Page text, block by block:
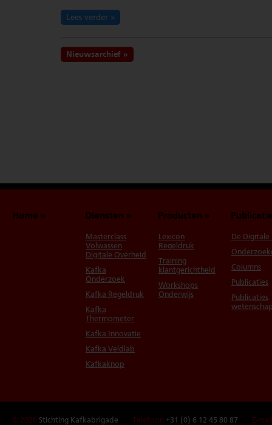
Lees verder
Nieuwsarchief
Home Diensten
Masterclass
Volwassen
Digitale Overheid
Kafka
Onderzoek
Kafka Regeldruk
Kafka
Thermometer
Kafka Innovatie
Kafka Veldlab
Kafkaknop
Producten
Lexicon
Regeldruk
Training
klantgerichtheid
Workshops
Onderwijs
De Digitale
Columns
Publicaties
Publicaties
© 2026 Stichting Kafkabrigade Telefoon +31 (0) 6 12 45 80 87 E-mail